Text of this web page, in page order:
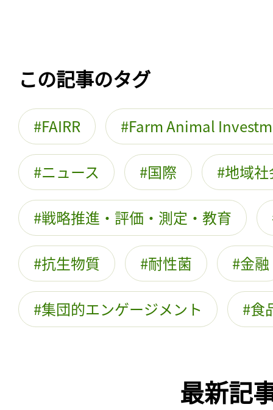
この記事のタグ
FAIRR Farm Animal
ニュース 国際 地域
戦略推進・評価・測定・教育
抗生物質 耐性菌 金融
集団的エンゲージメント 食
最新記